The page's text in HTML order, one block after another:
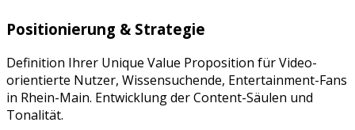
Positionierung & Strategie
Definition Ihrer Unique Value Proposition fürVideo-
orientierte Nutzer, Wissensuchende, Entertainment-Fans
in Rhein-Main. Entwicklung der Content-Säulen und
Tonalität.